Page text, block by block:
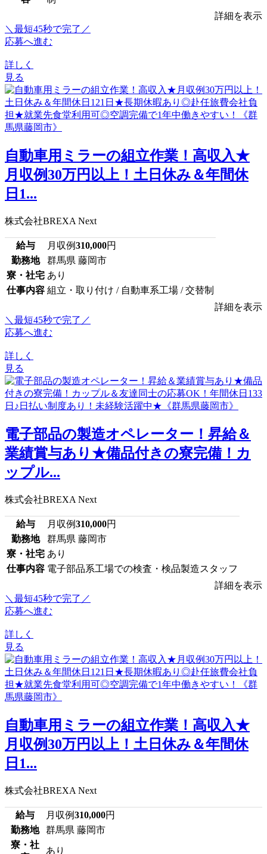
詳細を表示
＼最短45秒で完了／
応募へ進む
詳しく
見る
自動車用ミラーの組立作業！高収入★
月収例30万円以上！土日休み＆年間休
日1...
株式会社BREXA Next
給与 月収例310,000円
勤務地
群馬県 藤岡市
寮・社宅 あり
仕事内容 組立・取り付け / 自動車系工場 / 交替制
詳細を表示
＼最短45秒で完了／
応募へ進む
詳しく
見る
電子部品の製造オペレーター！昇給＆
業績賞与あり★備品付きの寮完備！カ
ップル...
株式会社BREXA Next
給与 月収例310,000円
勤務地
群馬県 藤岡市
寮・社宅 あり
仕事内容 電子部品系工場での検査・検品製造スタッフ
詳細を表示
＼最短45秒で完了／
応募へ進む
詳しく
見る
自動車用ミラーの組立作業！高収入★
月収例30万円以上！土日休み＆年間休
日1...
株式会社BREXA Next
給与 月収例310,000円
勤務地
群馬県 藤岡市
寮・社
あり